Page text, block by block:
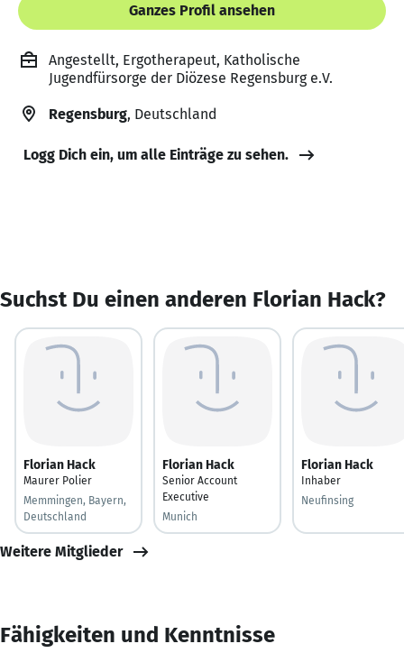
Ganzes Profil ansehen
Angestellt, Ergotherapeut, Katholische
Jugendfürsorge der Diözese Regensburg e.V.
Regensburg, Deutschland
Logg Dich ein, um alle Einträge zu sehen.
Suchst Du einen anderen Florian Hack?
Florian Hack
Maurer Polier
Memmingen, Bayern,
Deutschland
Florian Hack
Senior Account
Executive
Munich
Florian Hack
Inhaber
Neufinsing
Weitere Mitglieder
Fähigkeiten und Kenntnisse